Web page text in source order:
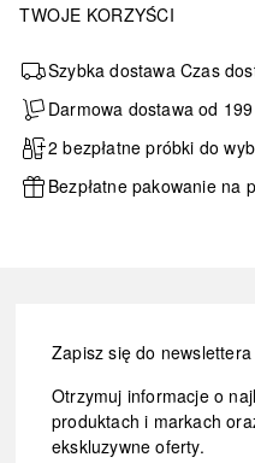
TWOJE KORZYŚCI
Szybka dostawa Czas
Darmowa dostawa od
2 bezpłatne próbki do
Bezpłatne pakowanie na
Zapisz się do
Otrzymuj informacje o
produktach i markach
ekskluzywne oferty.